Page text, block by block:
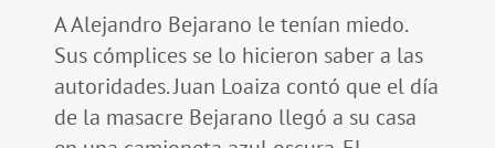
A Alejandro Bejarano le tenían miedo.
Sus cómplices se lo hicieron saber a las
autoridades. Juan Loaiza contó que el día
de la masacre Bejarano llegó a su casa